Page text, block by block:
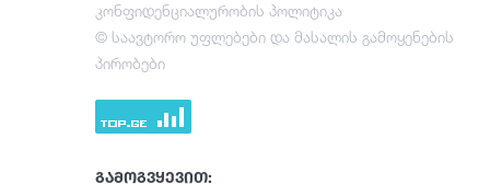
კონფიდენციალურობის პოლიტიკა
© საავტორო უფლებები და მასალის გამოყენების
პირობები
გამოგვყევით: